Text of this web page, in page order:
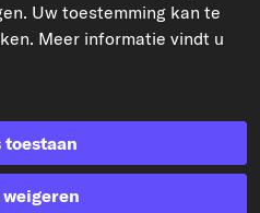
voorbehouden.
betekent dat de standaard
Uw toestemming kan te
Meer informatie vindt u